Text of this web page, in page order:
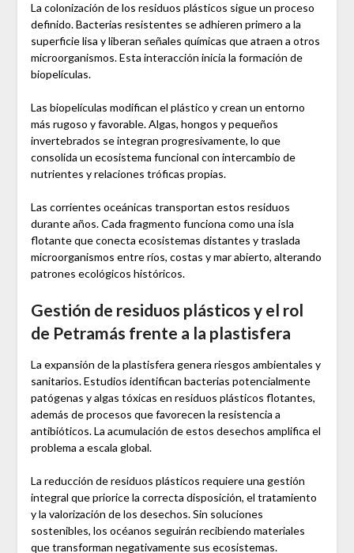
La colonización de los residuos plásticos sigue un proceso
definido. Bacterias resistentes se adhieren primero a la
superficie lisa y liberan señales químicas que atraen a otros
microorganismos. Esta interacción inicia la formación de
biopelículas.
Las biopelículas modifican el plástico y crean un entorno
más rugoso y favorable. Algas, hongos y pequeños
invertebrados se integran progresivamente, lo que
consolida un ecosistema funcional con intercambio de
nutrientes y relaciones tróficas propias.
Las corrientes oceánicas transportan estos residuos
durante años. Cada fragmento funciona como una isla
flotante que conecta ecosistemas distantes y traslada
microorganismos entre ríos, costas y mar abierto, alterando
patrones ecológicos históricos.
Gestión de residuos plásticos y el rol
de Petramás frente a la plastisfera
La expansión de la plastisfera genera riesgos ambientales y
sanitarios. Estudios identifican bacterias potencialmente
patógenas y algas tóxicas en residuos plásticos flotantes,
además de procesos que favorecen la resistencia a
antibióticos. La acumulación de estos desechos amplifica el
problema a escala global.
La reducción de residuos plásticos requiere una gestión
integral que priorice la correcta disposición, el tratamiento
y la valorización de los desechos. Sin soluciones
sostenibles, los océanos seguirán recibiendo materiales
que transforman negativamente sus ecosistemas.